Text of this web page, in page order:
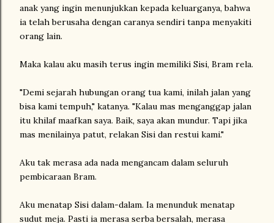
anak yang ingin menunjukkan kepada keluarganya, bahwa
ia telah berusaha dengan caranya sendiri tanpa menyakiti
orang lain.
Maka kalau aku masih terus ingin memiliki Sisi, Bram rela.
"Demi sejarah hubungan orang tua kami, inilah jalan yang
bisa kami tempuh," katanya. "Kalau mas menganggap jalan
itu khilaf maafkan saya. Baik, saya akan mundur. Tapi jika
mas menilainya patut, relakan Sisi dan restui kami."
Aku tak merasa ada nada mengancam dalam seluruh
pembicaraan Bram.
Aku menatap Sisi dalam-dalam. Ia menunduk menatap
sudut meja. Pasti ia merasa serba bersalah, merasa